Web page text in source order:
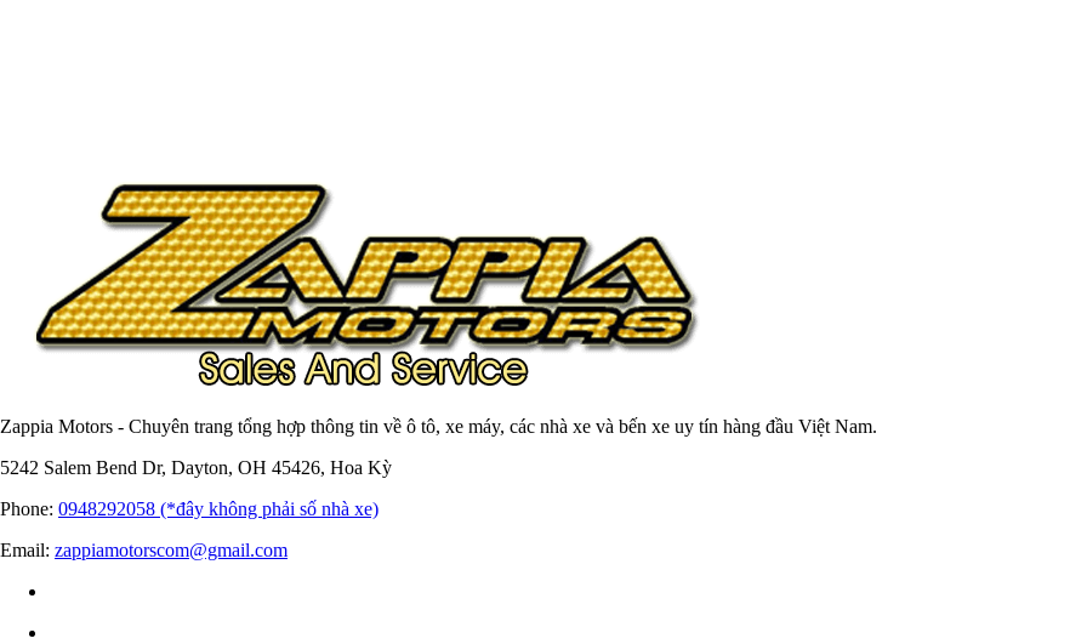
Zappia Motors - Chuyên trang tổng hợp thông tin về ô tô, xe máy, các nhà xe và bến xe uy tín hàng đầu Việt Nam.
5242 Salem Bend Dr, Dayton, OH 45426, Hoa Kỳ
Phone: 0948292058 (*đây không phải số nhà xe)
Email: zappiamotorscom@gmail.com